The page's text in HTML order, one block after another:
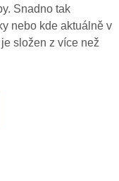
Snadno tak
nebo kde aktuálně v
složen z více než